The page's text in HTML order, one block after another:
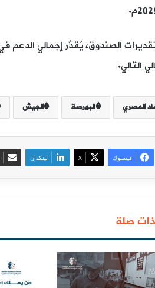
التالي.
المصري البورصة الجيش
فيسبوك ‫X لينكدإن
صلة